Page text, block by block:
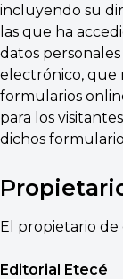
incluyendo su
las que ha
datos
electrónico, que
formularios
para los
dichos
El propietario de
Editorial Etecé